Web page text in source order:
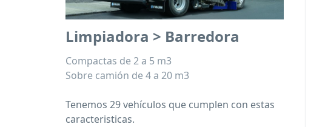
Limpiadora > Barredora
Compactas de 2 a 5 m3
Sobre camión de 4 a 20 m3
Tenemos 29 vehículos que cumplen con estas
caracteristicas.